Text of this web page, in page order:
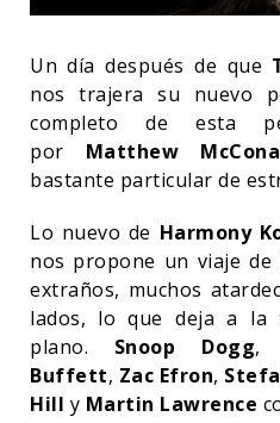
Un día después de que
nos trajera su nuevo
completo de esta
por Matthew
bastante particular de
Lo nuevo de Harmony
nos propone un viaje de
extraños, muchos
lados, lo que deja a la
plano. Snoop Dogg,
Buffett, Zac Efron,
Hill y Martin Lawrence